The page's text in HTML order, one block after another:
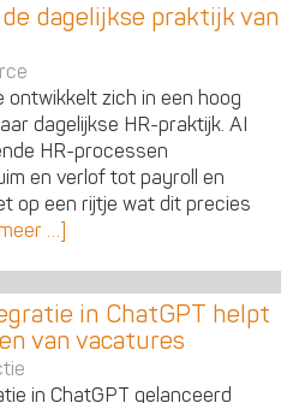
dagelijkse praktijk van
zich in een hoog
dagelijkse HR-praktijk. AI
HR-processen
en verlof tot payroll en
op een rijtje wat dit precies
…]
in ChatGPT helpt
van vacatures
in ChatGPT gelanceerd